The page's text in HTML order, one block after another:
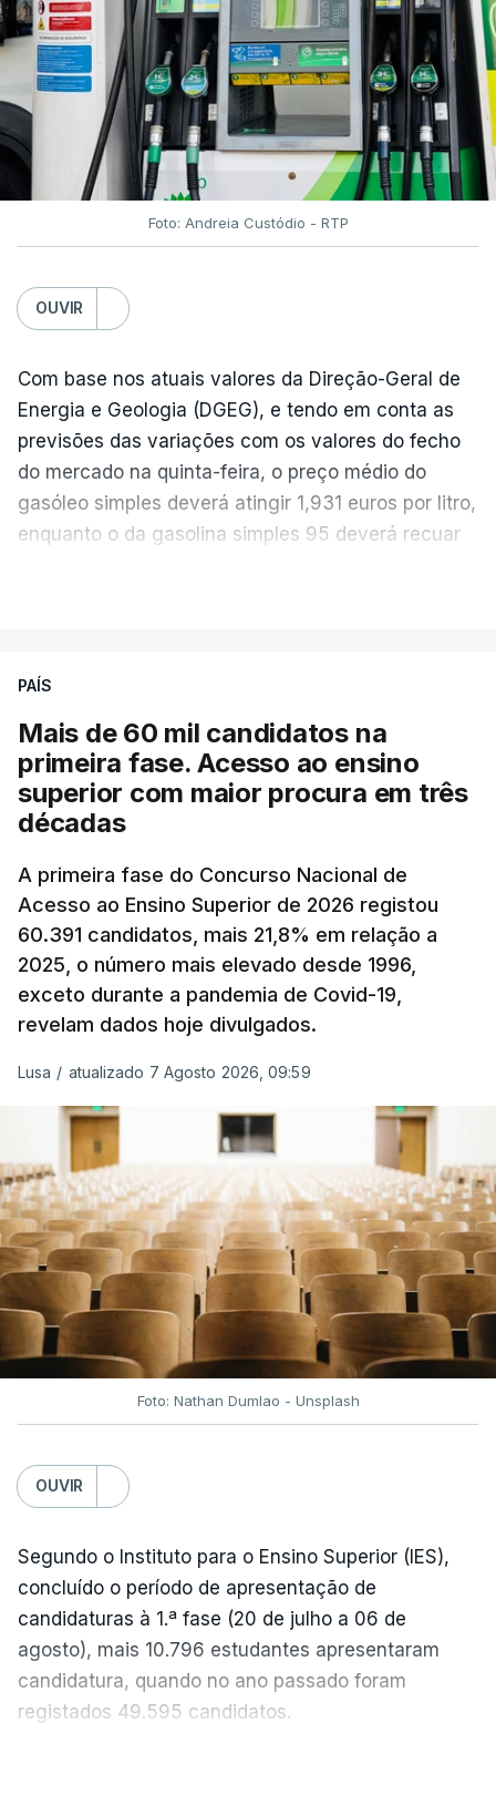
Foto: Andreia Custódio - RTP
OUVIR
Com base nos atuais valores da Direção-Geral de
Energia e Geologia (DGEG), e tendo em conta as
previsões das variações com os valores do fecho
do mercado na quinta-feira, o preço médio do
gasóleo simples deverá atingir 1,931 euros por litro,
enquanto o da gasolina simples 95 deverá recuar
evolução das cotações internacionais do petróleo,
posto de abastecimento, a marca e a localização.
A atualização do desconto do Imposto sobre os
Produtos Petrolíferos (ISP) também poderá
O Governo comprometeu-se a aplicar uma redução
extraordinária e temporária no ISP, sempre que se
verifique um aumento do preço dos combustíveis
superior a 10 cêntimos, para mitigar a escalada de
preços.
Depois de uma subida inicial devido à guerra no
Irão, à tensão geopolítica no Médio Oriente e ao
fecho do estreito de Ormuz, os preços dos
combustíveis desceram durante o cessar-fogo
entre Washington e Teerão.
No entanto, com o retomar do conflito, as últimas
semanas têm sido marcadas por uma subida
acentuada, tendência que deverá ser revertida na
próxima semana.
c/Lusa
PAÍS
Mais de 60 mil candidatos na
primeira fase. Acesso ao ensino
superior com maior procura em três
décadas
A primeira fase do Concurso Nacional de
Acesso ao Ensino Superior de 2026 registou
60.391 candidatos, mais 21,8% em relação a
2025, o número mais elevado desde 1996,
exceto durante a pandemia de Covid-19,
revelam dados hoje divulgados.
Lusa / atualizado 7 Agosto 2026, 09:59
Foto: Nathan Dumlao - Unsplash
OUVIR
Segundo o Instituto para o Ensino Superior (IES),
concluído o período de apresentação de
candidaturas à 1.ª fase (20 de julho a 06 de
agosto), mais 10.796 estudantes apresentaram
candidatura, quando no ano passado foram
registados 49.595 candidatos.